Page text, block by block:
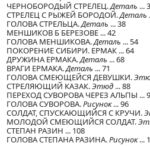
ЧЕРНОБОРОДЫЙ СТРЕЛЕЦ.Деталь ...
СТРЕЛЕЦ С РЫЖЕЙ БОРОДОЙ.Деталь
ГОЛОВА СТРЕЛЬЦА.Деталь ... 38
МЕНШИКОВ Б БЕРЕЗОВЕ ... 42
ГОЛОВА МЕНШИКОВА.Деталь ... 54
ПОКОРЕНИЕ СИБИРИ. ЕРМАК ... 64
ДРУЖИНА ЕРМАКА.Деталь ... 68
ВРАГИ ЕРМАКА.Деталь ... 71
ГОЛОВА СМЕЮЩЕЙСЯ ДЕВУШКИ.
СТРЕЛЯЮЩИЙ КАЗАК.Этюд ... 88
ПЕРЕХОД СУВОРОВА ЧЕРЕЗ АЛЬПЫ ...
ГОЛОВА СУВОРОВА.Рисунок... 96
СОЛДАТ, СПУСКАЮЩИЙСЯ С КРУЧИ.
МОЛОДОЙ СМЕЮЩИЙСЯ СОЛДАТ.
СТЕПАН РАЗИН ... 108
ГОЛОВА СТЕПАНА РАЗИНА.Рисунок...